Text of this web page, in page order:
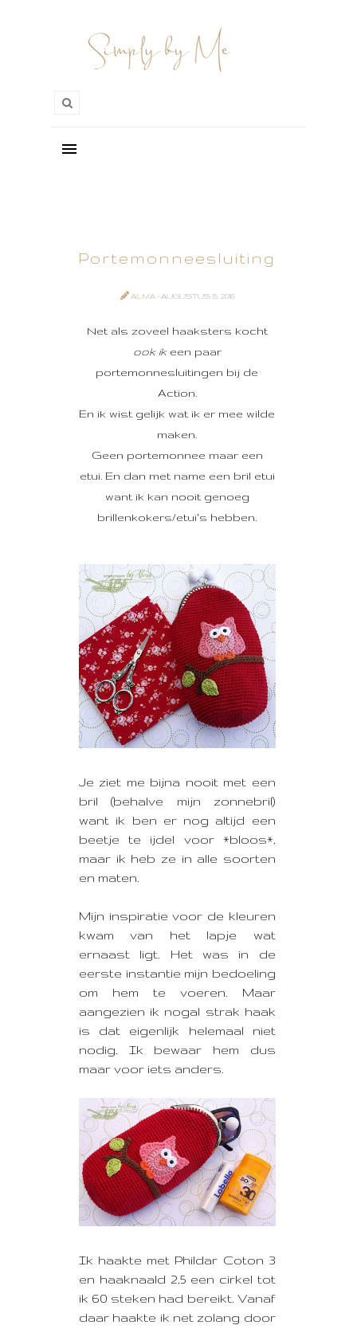
Portemonneesluiting
ALMA - AUGUSTUS 15, 2016
Net als zoveel haaksters kocht
ook ikeen paar
portemonnesluitingen bij de
Action.
En ik wist gelijk wat ik er mee wilde
maken.
Geen portemonnee maar een
etui. En dan met name een bril etui
want ik kan nooit genoeg
brillenkokers/etui's hebben.
Je ziet me bijna nooit met een
bril (behalve mijn zonnebril)
want ik ben er nog altijd een
beetje te ijdel voor *bloos*,
maar ik heb ze in alle soorten
en maten.
Mijn inspiratie voor de kleuren
kwam van het lapje wat
ernaast ligt. Het was in de
eerste instantie mijn bedoeling
om hem te voeren. Maar
aangezien ik nogal strak haak
is dat eigenlijk helemaal niet
nodig. Ik bewaar hem dus
maar voor iets anders.
Ik haakte met Phildar Coton 3
en haaknaald 2,5 een cirkel tot
ik 60 steken had bereikt. Vanaf
daar haakte ik net zolang door